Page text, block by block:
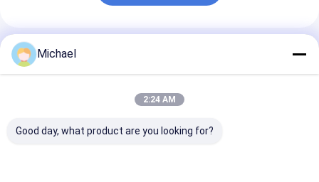
Geadviseerde Producten
Michael
2:24 AM
Good day, what product are you looking for?